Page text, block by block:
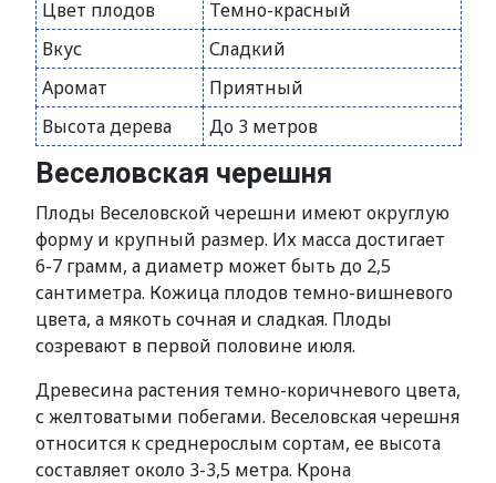
Цвет плодов
Темно-красный
Вкус
Сладкий
Аромат
Приятный
Высота дерева
До 3 метров
Веселовская черешня
Плоды Веселовской черешни имеют округлую
форму и крупный размер. Их масса достигает
6-7 грамм, а диаметр может быть до 2,5
сантиметра. Кожица плодов темно-вишневого
цвета, а мякоть сочная и сладкая. Плоды
созревают в первой половине июля.
Древесина растения темно-коричневого цвета,
с желтоватыми побегами. Веселовская черешня
относится к среднерослым сортам, ее высота
составляет около 3-3,5 метра. Крона